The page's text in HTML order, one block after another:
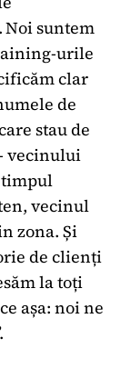
Noi suntem
urile
clar
de
stau de
vecinului
timpul
vecinul
zona. Și
de clienți
la toți
așa: noi ne